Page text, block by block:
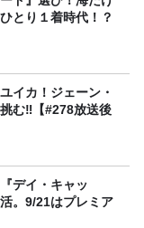
とり１着時代！？
イカ！ジェーン・
む‼【#278放送後
デイ・キャッ
。9/21はプレミア